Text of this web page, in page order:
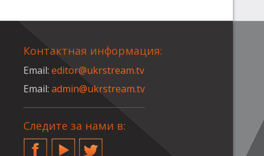
Контактная информация:
Email:editor@ukrstream.tv
Email:admin@ukrstream.tv
Следите за нами в:
FacebookYouTubeTwitter